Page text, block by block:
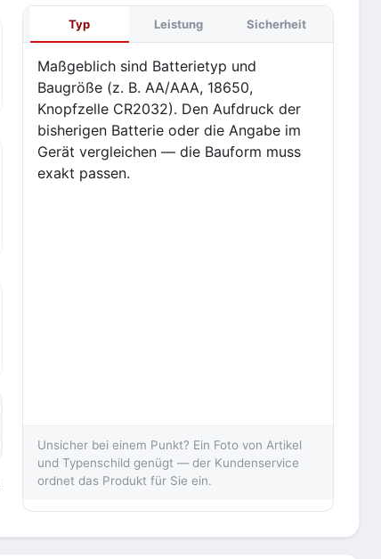
Typ Leistung Sicherheit
Maßgeblich sind Batterietyp und
Baugröße (z. B. AA/AAA, 18650,
Knopfzelle CR2032). Den Aufdruck der
bisherigen Batterie oder die Angabe im
Gerät vergleichen — die Bauform muss
exakt passen.
Unsicher bei einem Punkt? Ein Foto von Artikel
und Typenschild genügt — der Kundenservice
ordnet das Produkt für Sie ein.